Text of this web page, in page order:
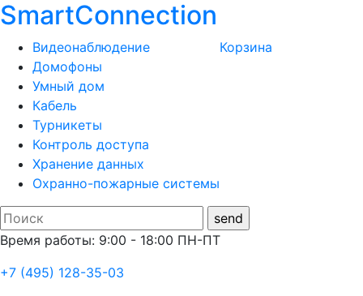
SmartConnection
Видеонаблюдение
Домофоны
Умный дом
Кабель
Турникеты
Контроль доступа
Хранение данных
Охранно-пожарные системы
Корзина
Время работы: 9:00 - 18:00 ПН-ПТ
+7 (495) 128-35-03